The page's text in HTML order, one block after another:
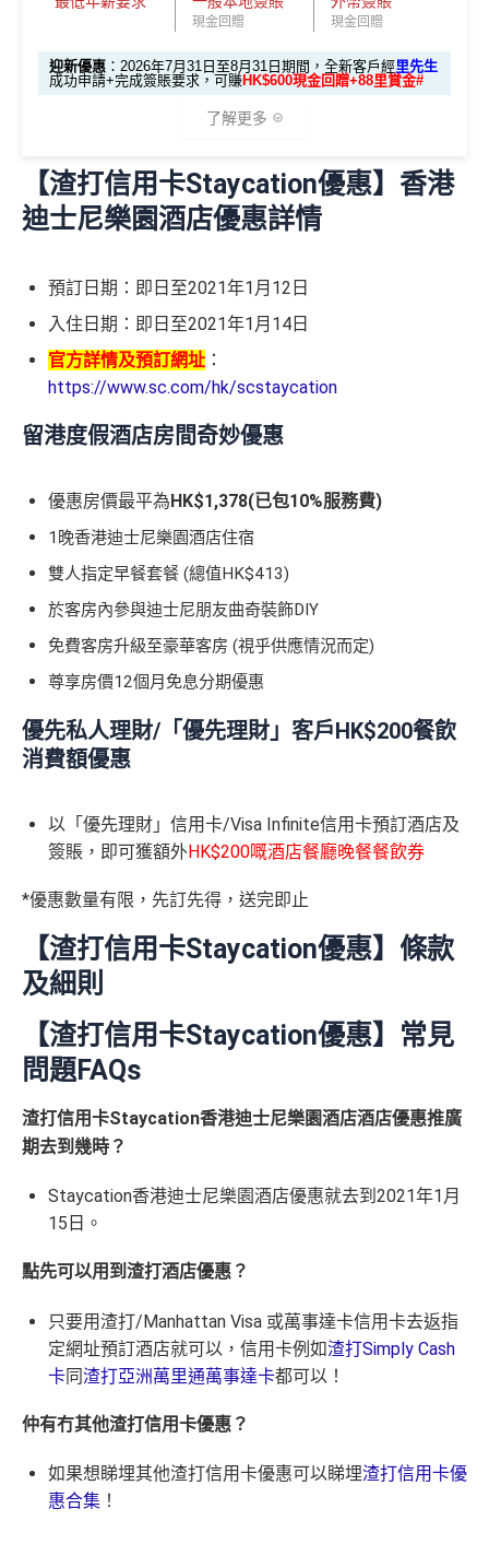
如果用iPhone/Mac的話會有Adblock
，請你改返啲Settin
g再申請：
MrMiles.hk/adblock/
申請完填Form賺多HK$200獎賞+新會員38
MrMiles.hk/cathay-card-for
@每1里賞金 ≈ HK$1，可兌換FPS轉數快回贈！詳情Mr
Miles.hk/mmcredit
✅優點
首年免年費
簽賬都可以儲會籍！合資格簽賬滿HK$500,000可賺高
達100馬可孛羅會會籍積分 (以簽賬賺取，以前只能夠
用飛行嚟賺取)
數食飯卡！
換里數免手續費
每月簽賬積分自動兌換去AM戶口，免除
里數啱晒唔想煩嘅里友
一樣食到渣打信用卡優惠及Mastercard優惠
❎缺點
網上ebanking繳費無積分
查看更多信用卡詳情及分析...
✈️ 1,000,000里數大獎 (夠換4張歐洲商務艙 及 4張日本
商務艙來回機票^^)；
🍎 超過HK$200萬Apple Gift Card (面值 HK$10,000/ H
K$5,000/ HK$2,000)；
🧳 國泰 x Samsonite 20吋限量版行李箱；
💰 不同里數獎賞，保證最少帶走2,000里！
om/hk/content/docs/hk-cc-cx-luckydraw-r3-tnc.pdf
申請連結：MrMiles.hk/cathay-card-appl
(全新信用卡客戶*經里先生指定連結申請+輸入推廣碼「H
KRMRM11000」免簽賬送多HK$200獎賞+里先生派出38
新會員里賞金@+11,000里數❗️舊客免簽賬加碼送7,000里❗️
g再申請：MrMiles.hk/adblock/)
贊助內容
里賞金@：MrMiles.hk/cathay-card-for
m
@每1里賞金 ≈ HK$1，可兌換FPS轉數快回贈！詳情
✅優點
簽賬都可以儲會籍！合資格簽賬滿HK$500,000可賺高
達100馬可孛羅會會籍積分 (以簽賬賺取，以前只能夠
用飛行嚟賺取)
食肆、酒店及海外簽賬HK$4 = 1里！勁抵無上限賺里
國泰、香港快運合資格簽賬HK$3＝1里
換里數免手續費
每月簽賬積分自動兌換去AM戶口，免除信用卡積分換
里數啱晒唔想煩嘅里友
渣打信用卡現有客戶**一定要經里先生指定連結+輸入
里先生推廣碼「HKRMRM11000」申請渣打國泰Mast
✅申請完填MrMiles.hk/cathay-card-form賺多
HK$20
0獎賞+新會員38里賞金@❗️【由里先生派出】
🎁不論全新信用卡客戶*定現有信用卡客戶**推廣期內成功
申請渣打國泰Mastercard後，即可自動參加盲盒抽獎，並
豐富，有過萬份獎品、 合共3,000萬里數等你抽：
商務艙來回機票^^)；
K$5,000/ HK$2,000)；
🧳 國泰 x Samsonite 20吋限量版行李箱；
🍽️ LUBUDS 3個月會籍及價值HK$1,000現金券；
💰 不同里數獎賞，保證最少帶走2,000里
「盲盒」推廣期：2026年7月31日至9月20日 抽獎詳情：
www.sc.com/hk/cxluckydrawr3條款細則：
申請連結：MrMiles.hk/cathay-card-appl
KRMRM11000」
免簽賬送多HK$200獎賞+里先生派出38
新會員里賞金@+11,000里數❗️舊客免簽賬加碼送7,000里❗️
g再申請：MrMiles.hk/adblock/
申請完填Form賺多HK$200獎賞+新會員38
里賞金@：
@每1里賞金 ≈ HK$1，可兌換FPS轉數快回贈！詳情Mr
Miles.hk/mmcredit
✅優點
簽賬都可以儲會籍！合資格簽賬滿HK$500,000可賺高
達100馬可孛羅會會籍積分 (以簽賬賺取，以前只能夠
用飛行嚟賺取)
數食飯卡！(2024年6月8日起)
國泰、香港快運合資格簽賬HK$3＝1里
換里數免手續費
每月簽賬積分自動兌換去AM戶口，免除
一樣食到渣打信用卡優惠及Mastercard優惠
信用卡基本迎新：全新渣打信用卡客戶批卡後首1個月
簽賬滿HK$3,500就有HK$1,000簽賬回贈【渣打加碼
🔥】
申請完填FormMrMiles.hk/smart-card-form賺多88里
（由里先生派出🎯38新會員+成功批卡50額外里
加總以上，迎新可賺HK$1,500現金回贈+88里賞金#！
#38新會員+成功批卡派出50額外里賞金。每1里賞金 ≈ HK
指定商戶5%簽賬回贈同基本簽賬都增加咗簽賬門檻，但
每月簽賬滿HK$4,000(一定要簽足先有)：
現金回贈+其他合資格簽賬無上限
0.56%簽賬回贈
他合資格簽賬無上限 1.2%簽賬回贈
SC PAY先轉數後找數：經 FPS轉數俾親友或繳交日常
使費，每曆月首HK$40,000手續費全免再延長到2026
年7月31日，兼享長達56日免息期
而3個月免息分期繼續無次數限制，做幾多次HK$500
以上旅行及其他零售簽賬都可以，只要喺SC Mobile A
pp或者online banking選3個月分期就可以即時分期呀！
指定商戶簽賬高達5%簽賬回贈(回贈上限HK$3,000，
簽HK$60,000先到頂)
年薪要求只需HK$96,000，學生、主婦都申請得！
❎缺點
$3,000，隨後可享0.56%。
除咗指定商戶簽賬，其他簽賬只得0.56%簽賬回贈
每個戶口之現金回贈換領金額最低為港幣50元
網上ebanking繳費/交保費無回贈
港幣180元之簽賬分期金額，渣打將扣除港幣1元現金
回贈。 如未合資格賺取現金回贈之簽賬，渣打亦將每
渣打「360 °全面賞」現金回贈結餘不足， 會以負數顯
示。
查看更多信用卡詳情及分析...
現金回贈 現金回贈
迎新優惠 ：2026年7月31日至8月31日期間，全新客戶經里先生
成功申請+完成簽賬要求，可賺HK$600現金回贈+88里賞金#
了解更多
🎁迎新禮遇
2026年7月31日至8月31日期間，全新渣打信用卡客戶*
成功申請+完成指定任務，可賺 HK$600現金回贈
目
任務細節
信
卡
迎
新
首2個月內簽賬滿 HK$8,000
里
賞
#
sh-form（由里先生派出🎯38新會員
+成功批卡50額外里賞金）
高達合共可賺：
00 + 8
8 里賞
金#
*全新信用卡客戶為現時並未持有及於現時所申請渣打信用卡主卡批核日
期起計之過去6個月內沒有取消任何由渣打銀行(香港)有限公司發行之渣
打信用卡或MANHATTAN信用卡主卡之申請人。
轉數快回贈！詳情MrMiles.hk/mmcredit
✅優點
本地港幣簽賬無上限現金回贈1.5% ，適合鐘意一卡走
天涯嘅朋友
海外簽賬2%回贈，扣咗1.95%手續費都仲有0.05%回
贈
omotion，Mastercard無份，可以食盡突發
❎缺點
網上ebanking繳費/交保費無回贈
查看更多信用卡詳情及分析...
【渣打信用卡Staycation優惠】香港
迪士尼樂園酒店優惠詳情
預訂日期：即日至2021年1月12日
入住日期：即日至2021年1月14日
官方詳情及預訂網址 ：
https://www.sc.com/hk/scstaycation
留港度假酒店房間奇妙優惠
優惠房價最平為 HK$1,378(已包10%服務費)
1晚香港迪士尼樂園酒店住宿
雙人指定早餐套餐 (總值HK$413)
於客房內參與迪士尼朋友曲奇裝飾DIY
免費客房升級至豪華客房 (視乎供應情況而定)
尊享房價12個月免息分期優惠
優先私人理財/「優先理財」客戶HK$200餐飲
消費額優惠
以「優先理財」信用卡/Visa Infinite信用卡預訂酒店及
簽賬，即可獲額外HK$200嘅酒店餐廳晚餐餐飲券
*優惠數量有限，先訂先得，送完即止
【渣打信用卡Staycation優惠】條款
及細則
【渣打信用卡Staycation優惠】常見
問題FAQs
渣打信用卡Staycation香港迪士尼樂園酒店酒店優惠推廣
期去到幾時？
Staycation香港迪士尼樂園酒店優惠就去到2021年1月
15日。
點先可以用到渣打酒店優惠？
只要用渣打/Manhattan Visa 或萬事達卡信用卡去返指
定網址預訂酒店就可以，信用卡例如渣打Simply Cash
卡同渣打亞洲萬里通萬事達卡都可以！
仲有冇其他渣打信用卡優惠？
如果想睇埋其他渣打信用卡優惠可以睇埋渣打信用卡優
惠合集 ！